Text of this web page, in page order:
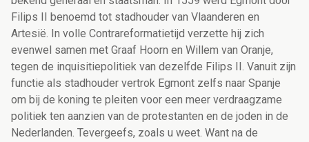
Filips II benoemd tot stadhouder van Vlaanderen en
Artesië. In volle Contrareformatietijd verzette hij zich
evenwel samen met Graaf Hoorn en Willem van Oranje,
tegen de inquisitiepolitiek van dezelfde Filips II. Vanuit zijn
functie als stadhouder vertrok Egmont zelfs naar Spanje
om bij de koning te pleiten voor een meer verdraagzame
politiek ten aanzien van de protestanten en de joden in de
Nederlanden. Tevergeefs, zoals u weet. Want na de